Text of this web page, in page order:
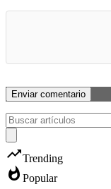
trending_upTrending
whatshot Popular